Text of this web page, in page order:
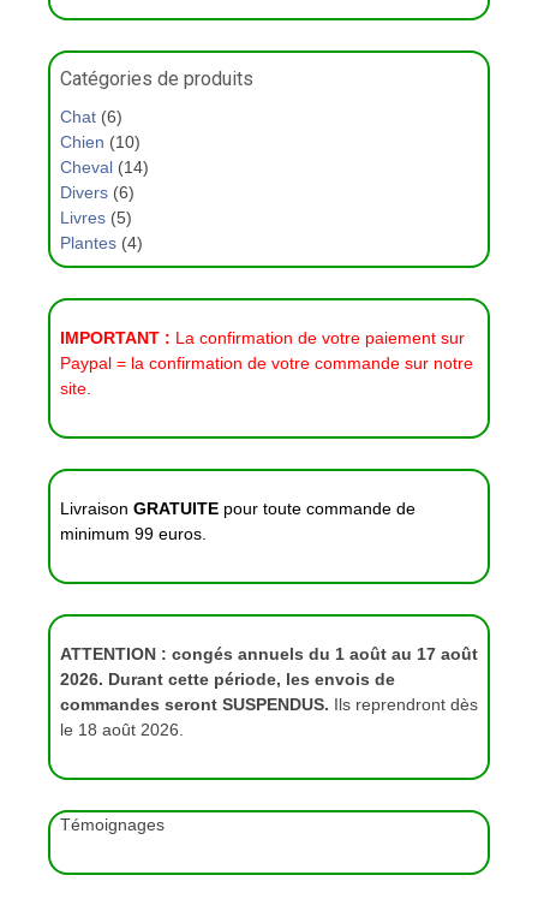
Catégories de produits
Chat (6)
Chien (10)
Cheval (14)
Divers (6)
Livres (5)
Plantes (4)
IMPORTANT : La confirmation de votre paiement sur
Paypal = la confirmation de votre commande sur notre
site.
Livraison GRATUITE pour toute commande de
minimum 99 euros.
ATTENTION : congés annuels du 1 août au 17 août
2026. Durant cette période, les envois de
commandes seront SUSPENDUS. Ils reprendront dès
le 18 août 2026.
Témoignages